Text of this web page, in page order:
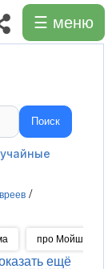
☰ меню
Поиск
/
про Мойшу
ещё